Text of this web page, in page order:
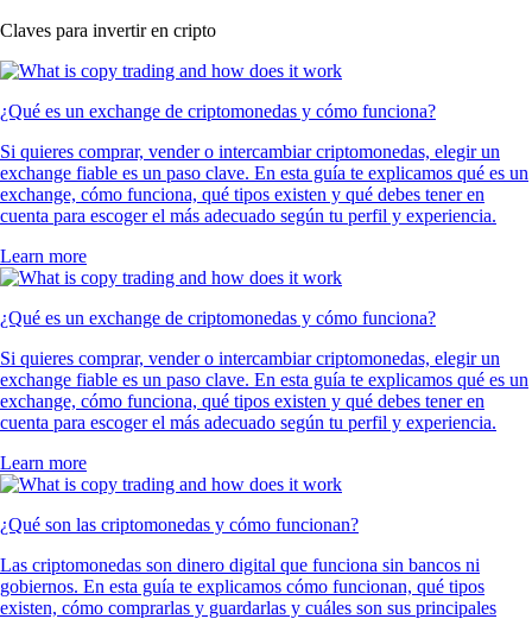
Claves para invertir en cripto
¿Qué es un exchange de criptomonedas y cómo funciona?
Si quieres comprar, vender o intercambiar criptomonedas, elegir un
exchange fiable es un paso clave. En esta guía te explicamos qué es un
exchange, cómo funciona, qué tipos existen y qué debes tener en
cuenta para escoger el más adecuado según tu perfil y experiencia.
Learn more
¿Qué es un exchange de criptomonedas y cómo funciona?
Si quieres comprar, vender o intercambiar criptomonedas, elegir un
exchange fiable es un paso clave. En esta guía te explicamos qué es un
exchange, cómo funciona, qué tipos existen y qué debes tener en
cuenta para escoger el más adecuado según tu perfil y experiencia.
Learn more
¿Qué son las criptomonedas y cómo funcionan?
Las criptomonedas son dinero digital que funciona sin bancos ni
gobiernos. En esta guía te explicamos cómo funcionan, qué tipos
existen, cómo comprarlas y guardarlas y cuáles son sus principales